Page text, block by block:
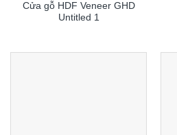
Cửa gỗ HDF Veneer GHD
Untitled 1